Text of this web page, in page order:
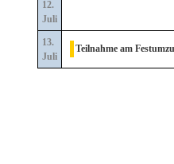
12.
Juli
13.
Juli
Teilnahme am